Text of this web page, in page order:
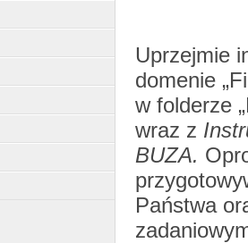
Uprzejmie
domenie
w folderze
wraz z
BUZA.
Państwa